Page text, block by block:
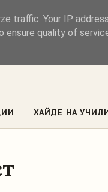
ХАЙДЕ НА
traffic. Your IP
quality of